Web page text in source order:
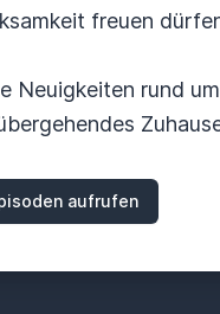
freuen
rund
aufrufen